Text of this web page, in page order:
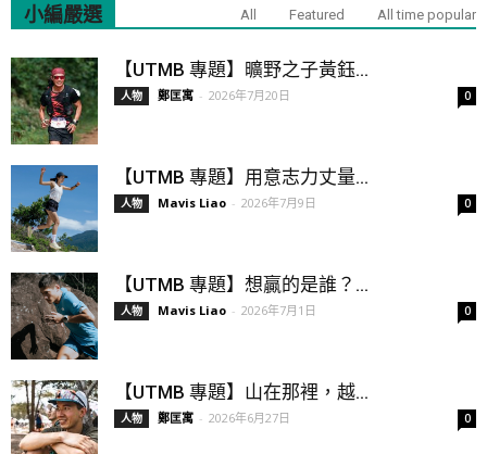
小編嚴選 All Featured All time popular
【UTMB 專題】曠野之子黃鈺...
人物 鄭匡寓 - 2026年7月20日 0
【UTMB 專題】用意志力丈量...
人物 Mavis Liao - 2026年7月9日 0
【UTMB 專題】想贏的是誰？...
人物 Mavis Liao - 2026年7月1日 0
【UTMB 專題】山在那裡，越...
人物 鄭匡寓 - 2026年6月27日 0